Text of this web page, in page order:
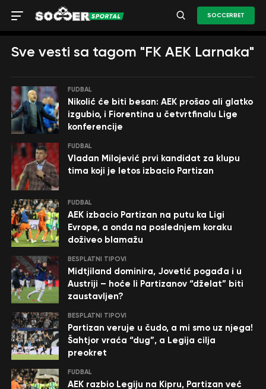
SOCCERBET
Sve vesti sa tagom "FK AEK Larnaka"
FUDBAL
Nikolić će biti besan: AEK prošao ali glatko
izgubio, i Fiorentina u četvrtfinalu Lige
konferencije
FUDBAL
Vladan Milojević prvi kandidat za klupu
tima koji je letos izbacio Partizan
FUDBAL
AEK izbacio Partizan na putu ka Ligi
Evrope, a onda na poslednjem koraku
doživeo blamažu
BESPLATNI TIPOVI
Midtjiland dominira, Jovetić pogađa i u
Austriji – hoće li Partizanov “dželat” biti
zaustavljen?
BESPLATNI TIPOVI
Partizan veruje u čudo, a mi smo uz njega!
Šahtjor vraća “dug”, a Legija cilja
preokret
FUDBAL
AEK razbio Legiju na Kipru, Partizan već